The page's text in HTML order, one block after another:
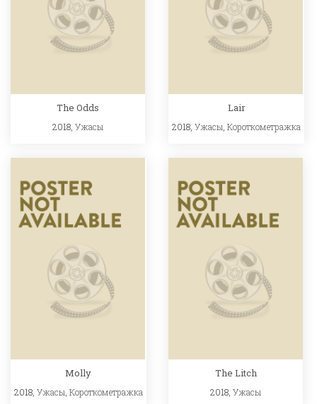
The Odds
2018, Ужасы
Lair
2018,Ужасы,Короткометражка
Molly
2018, Ужасы Короткометражка
The Litch
2018,Ужасы